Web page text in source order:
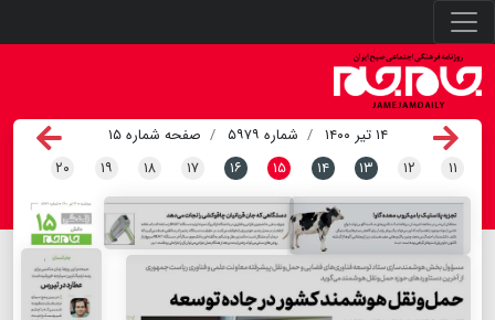
۱۴ تیر ۱۴۰۰ شماره ۵۹۷۹
صفحه شماره ۱۵
۱۱ ۱۲ ۱۳ ۱۴ ۱۵ ۱۶ ۱۷ ۱۸ ۱۹ ۲۰